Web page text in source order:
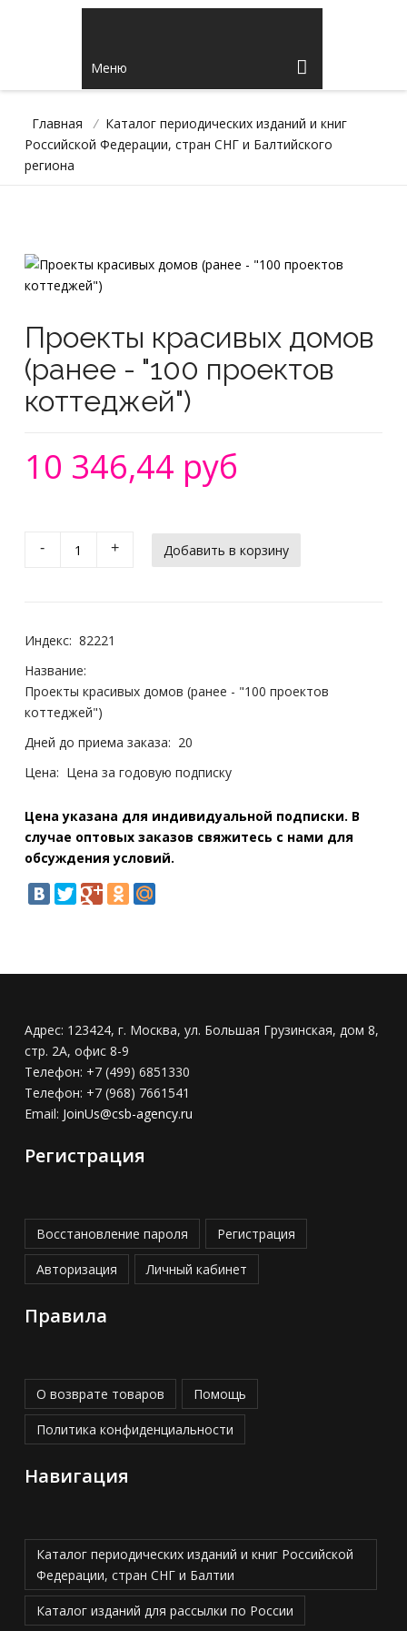
Меню
Главная / Каталог периодических изданий и книг
Российской Федерации, стран СНГ и Балтийского
региона
Проекты красивых домов
(ранее - "100 проектов
коттеджей")
10 346,44 руб
- +
Индекс: 82221
Название:
Проекты красивых домов (ранее - "100 проектов
коттеджей")
Дней до приема заказа: 20
Цена: Цена за годовую подписку
Цена указана для индивидуальной подписки. В
случае оптовых заказов свяжитесь с нами для
обсуждения условий.
Адрес: 123424, г. Москва, ул. Большая Грузинская, дом 8,
стр. 2А, офис 8-9
Телефон: +7 (499) 6851330
Телефон: +7 (968) 7661541
Email: JoinUs@csb-agency.ru
Регистрация
Восстановление пароля Регистрация
Авторизация Личный кабинет
Правила
О возврате товаров Помощь
Политика конфиденциальности
Навигация
Каталог периодических изданий и книг Российской
Федерации, стран СНГ и Балтии
Каталог изданий для рассылки по России